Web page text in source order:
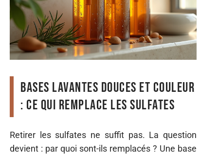
Bases lavantes douces et couleur
: ce qui remplace les sulfates
Retirer les sulfates ne suffit pas. La question
devient : par quoi sont-ils remplacés ? Une base